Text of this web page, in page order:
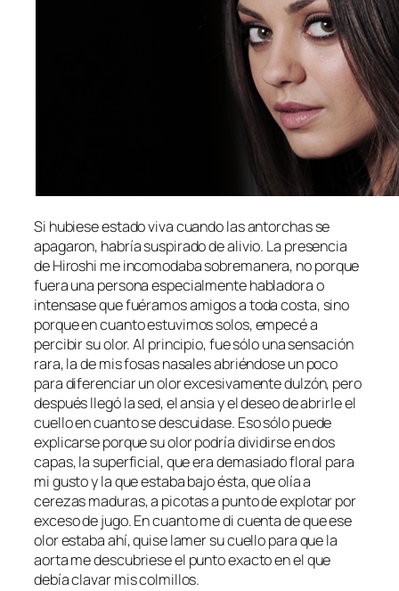
Si hubiese estado viva cuando las antorchas se
apagaron, habría suspirado de alivio. La presencia
de Hiroshi me incomodaba sobremanera, no porque
fuera una persona especialmente habladora o
intensase que fuéramos amigos a toda costa, sino
porque en cuanto estuvimos solos, empecé a
percibir su olor. Al principio, fue sólo una sensación
rara, la de mis fosas nasales abriéndose un poco
para diferenciar un olor excesivamente dulzón, pero
después llegó la sed, el ansia y el deseo de abrirle el
cuello en cuanto se descuidase. Eso sólo puede
explicarse porque su olor podría dividirse en dos
capas, la superficial, que era demasiado floral para
mi gusto y la que estaba bajo ésta, que olía a
cerezas maduras, a picotas a punto de explotar por
exceso de jugo. En cuanto me di cuenta de que ese
olor estaba ahí, quise lamer su cuello para que la
aorta me descubriese el punto exacto en el que
debía clavar mis colmillos.